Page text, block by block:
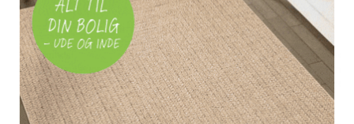
Bordmodel
isterningmaskine - 9
terninger på 6 min.,
selvrensende, sort
Vetoquinol Dronspot
ormekur spot-on til kat
- 2,5-5 kg, 2×0,7 ml
(2)
Hængeparasols
solcelledrevne
3 m - grå, med
og krank, UPF